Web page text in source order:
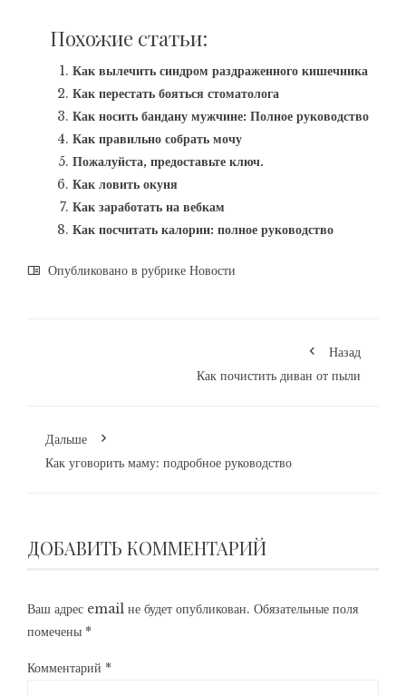
Похожие статьи:
Как вылечить синдром раздраженного кишечника
Как перестать бояться стоматолога
Как носить бандану мужчине: Полное руководство
Как правильно собрать мочу
Пожалуйста, предоставьте ключ.
Как ловить окуня
Как заработать на вебкам
Как посчитать калории: полное руководство
Опубликовано в рубрике Новости
Назад
Как почистить диван от пыли
Дальше
Как уговорить маму: подробное руководство
ДОБАВИТЬ КОММЕНТАРИЙ
Ваш адрес email не будет опубликован. Обязательные поля
помечены *
Комментарий *